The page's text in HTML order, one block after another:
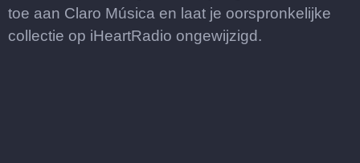
toe aan Claro Música en laat je oorspronkelijke
collectie op iHeartRadio ongewijzigd.